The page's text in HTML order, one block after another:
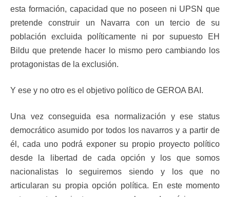
esta formación, capacidad que no poseen ni UPSN que
pretende construir un Navarra con un tercio de su
población excluida políticamente ni por supuesto EH
Bildu que pretende hacer lo mismo pero cambiando los
protagonistas de la exclusión.
Y ese y no otro es el objetivo político de GEROA BAI.
Una vez conseguida esa normalización y ese status
democrático asumido por todos los navarros y a partir de
él, cada uno podrá exponer su propio proyecto político
desde la libertad de cada opción y los que somos
nacionalistas lo seguiremos siendo y los que no
articularan su propia opción política. En este momento